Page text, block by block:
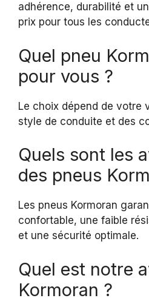
adhérence, durabilité et
prix pour tous les
Quel pneu
pour vous ?
Le choix dépend de votre
style de conduite et des
Quels sont les
des pneus
Les pneus Kormoran
confortable, une faible
et une sécurité optimale.
Quel est notre
Kormoran ?